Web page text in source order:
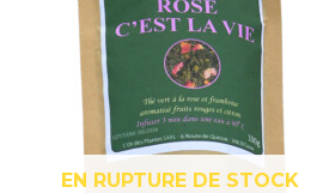
EN RUPTURE DE STOCK